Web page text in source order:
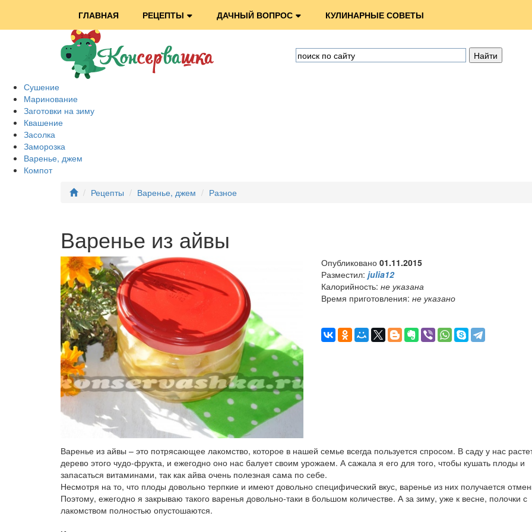
ГЛАВНАЯ РЕЦЕПТЫ ДАЧНЫЙ ВОПРОС
КУЛИНАРНЫЕ СОВЕТЫ
Сушение
Маринование
Заготовки на зиму
Квашение
Засолка
Заморозка
Варенье, джем
Компот
Рецепты
Варенье, джем Разное
Варенье из айвы
Опубликовано 01.11.2015
Разместил: julia12
Калорийность: не указана
Время приготовления: не указано
Варенье из айвы – это потрясающее лакомство, которое в нашей семье всегда пользуется спросом. В саду у нас
дерево этого чудо-фрукта, и ежегодно оно нас балует своим урожаем. А сажала я его для того, чтобы кушать плоды и
запасаться витаминами, так как айва очень полезная сама по себе.
Несмотря на то, что плоды довольно терпкие и имеют довольно специфический вкус, варенье из них получается
Поэтому, ежегодно я закрываю такого варенья довольно-таки в большом количестве. А за зиму, уже к весне, полочки с
лакомством полностью опустошаются.